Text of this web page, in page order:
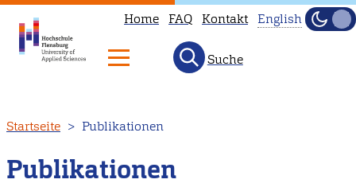
zum
Inhalt
Home FAQ Kontakt English
Hell
Suche
Startseite Publikationen
Publikationen